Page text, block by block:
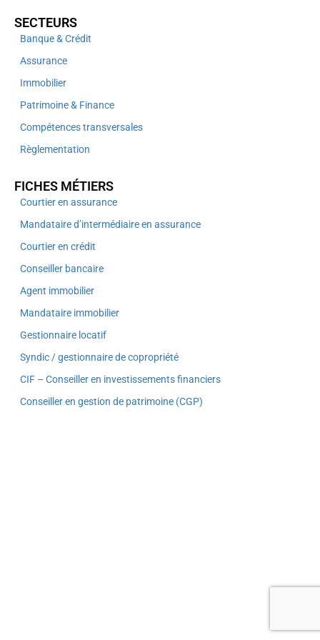
SECTEURS
Banque & Crédit
Assurance
Immobilier
Patrimoine & Finance
Compétences transversales
Règlementation
FICHES MÉTIERS
Courtier en assurance
Mandataire d’intermédiaire en assurance
Courtier en crédit
Conseiller bancaire
Agent immobilier
Mandataire immobilier
Gestionnaire locatif
Syndic / gestionnaire de copropriété
CIF – Conseiller en investissements financiers
Conseiller en gestion de patrimoine (CGP)